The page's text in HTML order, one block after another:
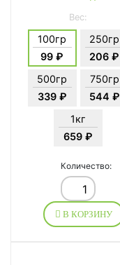
Вес:
100гр
99 ₽
250гр
206 ₽
500гр
339 ₽
750гр
544 ₽
1кг
659 ₽
Количество:
В КОРЗИНУ